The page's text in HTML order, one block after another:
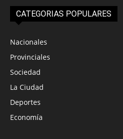
CATEGORIAS POPULARES
Nacionales
Provinciales
Sociedad
La Ciudad
Deportes
Economía